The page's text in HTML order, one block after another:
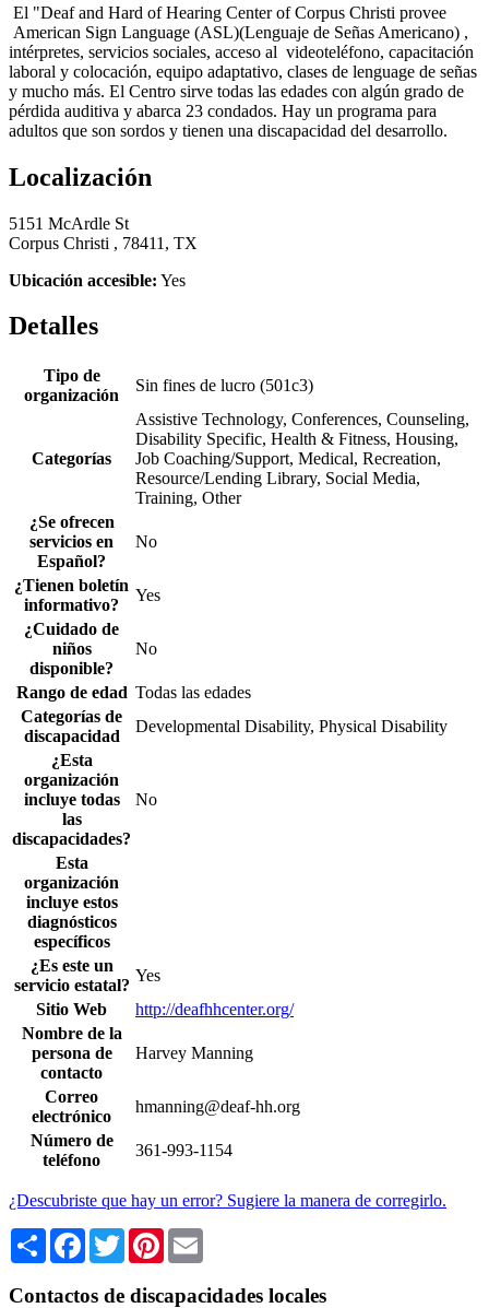
El "Deaf and Hard of Hearing Center of Corpus Christi provee
American Sign Language (ASL)(Lenguaje de Señas Americano) ,
intérpretes, servicios sociales, acceso al videoteléfono, capacitación
laboral y colocación, equipo adaptativo, clases de lenguage de señas
y mucho más. El Centro sirve todas las edades con algún grado de
pérdida auditiva y abarca 23 condados. Hay un programa para
adultos que son sordos y tienen una discapacidad del desarrollo.
Localización
5151 McArdle St
Corpus Christi , 78411, TX
Ubicación accesible: Yes
Detalles
Tipo de
organización
Sin fines de lucro (501c3)
Categorías
Assistive Technology, Conferences, Counseling,
Disability Specific, Health & Fitness, Housing,
Job Coaching/Support, Medical, Recreation,
Resource/Lending Library, Social Media,
Training, Other
¿Se ofrecen
servicios en
Español?
No
¿Tienen boletín
informativo?
Yes
¿Cuidado de
niños
disponible?
No
Rango de edad Todas las edades
Categorías de
discapacidad
Developmental Disability, Physical Disability
¿Esta
organización
incluye todas
las
discapacidades?
No
Esta
organización
incluye estos
diagnósticos
específicos
¿Es este un
servicio estatal?
Yes
Sitio Web
http://deafhhcenter.org/
Nombre de la
persona de
contacto
Harvey Manning
Correo
electrónico
hmanning@deaf-hh.org
Número de
teléfono
361-993-1154
¿Descubriste que hay un error? Sugiere la manera de corregirlo.
Share Facebook
TwitterPinterest
Contactos de discapacidades locales